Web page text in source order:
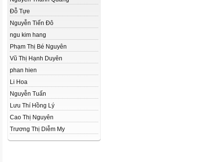
Đỗ Tựe
Nguyễn Tiến Đô
ngu kim hang
Phạm Thị Bé Nguyên
Vũ Thị Hạnh Duyên
phan hien
Li Hoa
Nguyễn Tuấn
Lưu Thí Hồng Lý
Cao Thị Nguyên
Trương Thị Diễm My